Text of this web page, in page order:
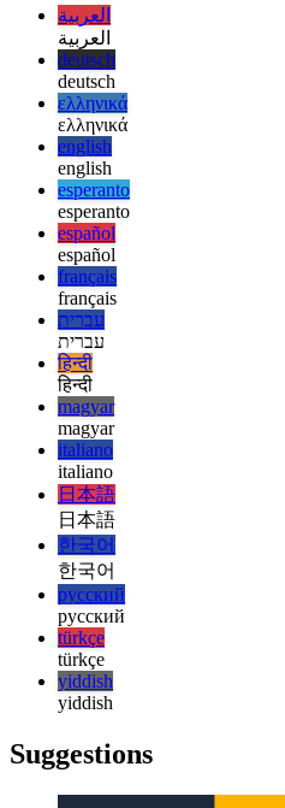
afrikaans
afrikaans
العربية
العربية
deutsch
deutsch
ελληνικά
ελληνικά
english
english
esperanto
esperanto
español
español
français
français
עברית
עברית
हिन्दी
हिन्दी
magyar
magyar
italiano
italiano
日本語
日本語
한국어
한국어
русский
русский
türkçe
türkçe
yiddish
yiddish